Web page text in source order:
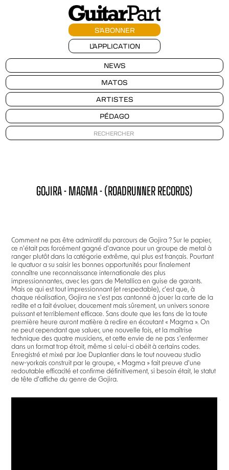
S'ABONNER
L'APPLICATION
NEWS
MATOS
ARTISTES
PÉDAGO
GOJIRA - MAGMA - (ROADRUNNER RECORDS)
Comment ne pas être admiratif du parcours de Gojira ? Sur le papier,
ce n'était pas forcément gagné d'avance pour un groupe de metal à
ranger plutôt dans la catégorie extrême, qui plus est français. Pourtant
le quatuor a su saisir les bonnes opportunités pour finalement
connaître une reconnaissance internationale des plus
impressionnantes, avec les gars de Metallica en guise de garants.
Mais ce qui est tout impressionnant (et respectable), c'est que, à
chaque réalisation, Gojira ne s'est pas cantonné à jouer la carte de la
redite et a fait évoluer, doucement mais sûrement, un univers sonore
puissant et terriblement efficace. Sans doute que les fans de la toute
première heure auront matière à redire en écoutant « Magma ». On
ne peut cependant que saluer, une nouvelle fois, et la maîtrise
technique des quatre musiciens, et cette envie de ne pas s'enfermer
dans un format trop étroit, même si celui-ci obéit à certains codes.
Enregistré et mixé par Joe Duplantier dans le tout nouveau studio
new-yorkais construit par le groupe, « Magma » fait preuve d'une
redoutable efficacité et confirme définitivement, si besoin était, le statut
de tête d'affiche du genre de Gojira.